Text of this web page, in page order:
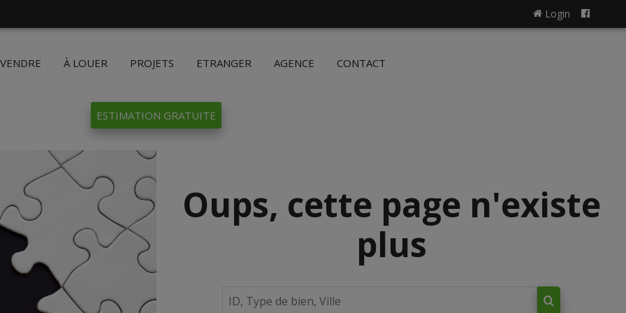
Login
À LOUER PROJETS ETRANGER AGENCE CONTACT
ESTIMATION GRATUITE
Oups, cette page n'existe
plus